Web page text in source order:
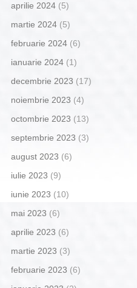
aprilie 2024(5)
martie 2024(5)
februarie 2024(6)
ianuarie 2024(1)
decembrie 2023 (17)
noiembrie 2023 (4)
octombrie 2023 (13)
septembrie 2023 (3)
august 2023 (6)
iulie 2023 (9)
iunie 2023 (10)
mai 2023 (6)
aprilie 2023 (6)
martie 2023 (3)
februarie 2023 (6)